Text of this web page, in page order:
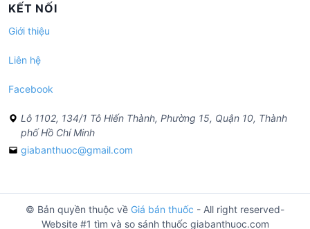
KẾT NỐI
Giới thiệu
Liên hệ
Facebook
Lô 1102, 134/1 Tô Hiến Thành, Phường 15, Quận 10, Thành
phố Hồ Chí Minh
giabanthuoc@gmail.com
© Bản quyền thuộc về Giá bán thuốc - All right reserved-
Website #1 tìm và so sánh thuốc giabanthuoc.com